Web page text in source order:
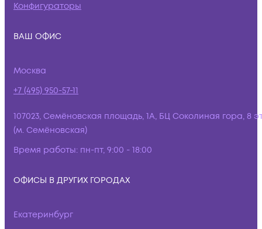
Конфигураторы
ВАШ ОФИС
Москва
+7 (495) 950-57-11
107023, Семёновская площадь, 1А, БЦ Соколиная гора, 8
(м. Семёновская)
Время работы: пн-пт, 9:00 - 18:00
ОФИСЫ В ДРУГИХ ГОРОДАХ
Екатеринбург